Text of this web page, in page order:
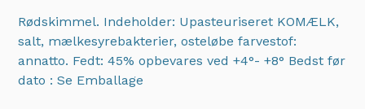
Rødskimmel. Indeholder: Upasteuriseret KOMÆLK,
salt, mælkesyrebakterier, osteløbe farvestof:
annatto. Fedt: 45% opbevares ved +4°- +8° Bedst før
dato : Se Emballage